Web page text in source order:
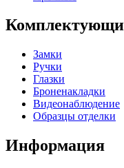
Замки
Ручки
Глазки
Броненакладки
Видеонаблюдение
Образцы отделки
Информация